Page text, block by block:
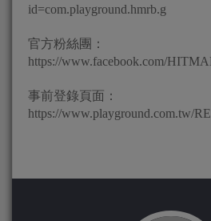
id=com.playground.hmrb.g
官方粉絲團：
https://www.facebook.com/
事前登錄頁面：
https://www.playground.com.tw/